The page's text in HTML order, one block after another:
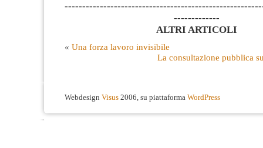
-------------
ALTRI ARTICOLI
« Una forza lavoro invisibile
La consultazione pubblica
Webdesign Visus 2006, su piattaforma WordPress